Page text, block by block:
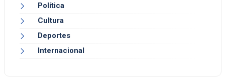
Política
Cultura
Deportes
Internacional